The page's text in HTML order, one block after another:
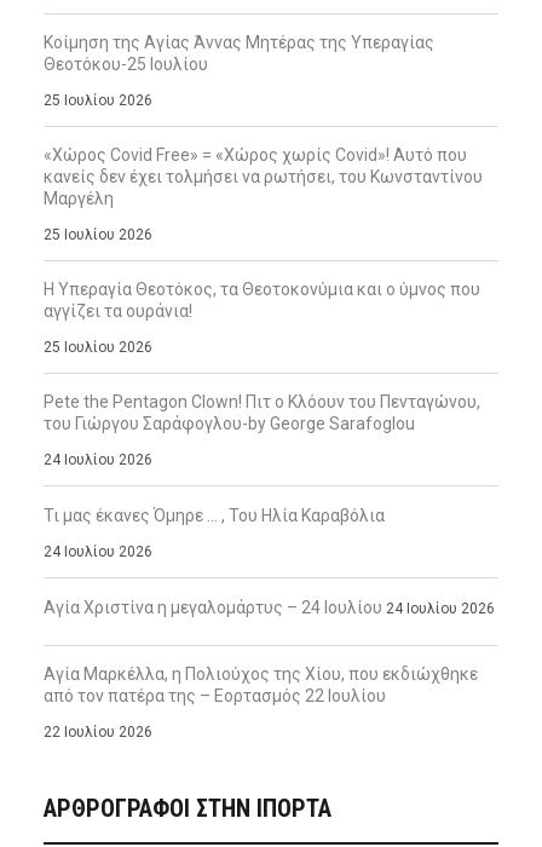
Κοίμηση της Αγίας Άννας Μητέρας της Υπεραγίας
Θεοτόκου-25 Ιουλίου
25 Ιουλίου 2026
«Χώρος Covid Free» = «Χώρος χωρίς Covid»! Αυτό που
κανείς δεν έχει τολμήσει να ρωτήσει, του Κωνσταντίνου
Μαργέλη
25 Ιουλίου 2026
Η Υπεραγία Θεοτόκος, τα Θεοτοκονύμια και ο ύμνος που
αγγίζει τα ουράνια!
25 Ιουλίου 2026
Pete the Pentagon Clown! Πιτ ο Κλόουν του Πενταγώνου,
του Γιώργου Σαράφογλου-by George Sarafoglou
24 Ιουλίου 2026
Τι μας έκανες Όμηρε … , Του Ηλία Καραβόλια
24 Ιουλίου 2026
Αγία Χριστίνα η μεγαλομάρτυς – 24 Ιουλίου 24 Ιουλίου 2026
Αγία Μαρκέλλα, η Πολιούχος της Χίου, που εκδιώχθηκε
από τον πατέρα της – Εορτασμός 22 Ιουλίου
22 Ιουλίου 2026
ΑΡΘΡΟΓΡΑΦΟΙ ΣΤΗΝ IΠΟΡΤΑ